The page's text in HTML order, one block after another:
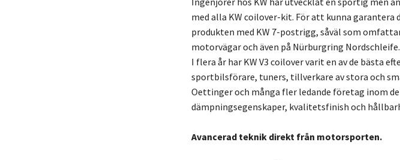
med alla KW coilover-kit. För att kunna
produkten med KW 7-postrigg, såväl som
motorvägar och även på Nürburgring Nordschleife.
I flera år har KW V3 coilover varit en av de bästa
sportbilsförare, tuners, tillverkare av stora och
Oettinger och många fler ledande företag inom
dämpningsegenskaper, kvalitetsfinish och
Avancerad teknik direkt från motorsporten.